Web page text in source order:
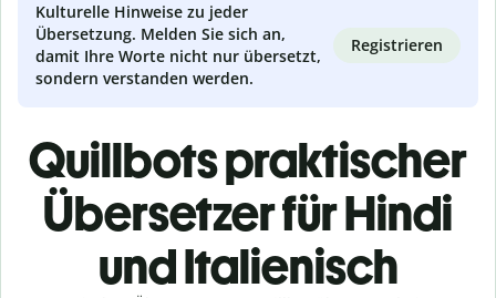
Kulturelle Hinweise zu jeder
Übersetzung. Melden Sie sich an,
damit Ihre Worte nicht nur übersetzt,
sondern verstanden werden.
Registrieren
Quillbots praktischer
Übersetzer für Hindi
und Italienisch